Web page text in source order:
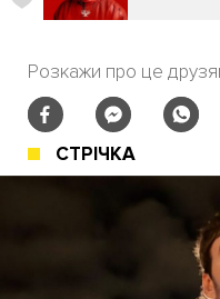
Розкажи про це
СТРІЧКА